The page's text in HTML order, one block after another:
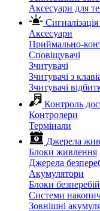
Аксесуари для
Сигналізація
Аксесуари
Приймально-
Сповіщувачі
Зчитувачі
Зчитувачі з
Зчитувачі
Контроль
Контролери
Термінали
Джерела
Блоки живлення
Джерела
Акумулятори
Блоки
Системи
Зовнішні